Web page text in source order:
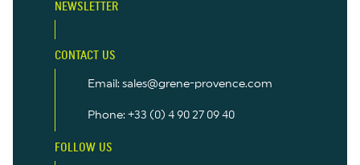
NEWSLETTER
CONTACT US
Email: sales@grene-provence.com
Phone: +33 (0) 4 90 27 09 40
FOLLOW US